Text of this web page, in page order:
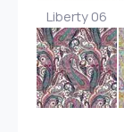
Liberty 06